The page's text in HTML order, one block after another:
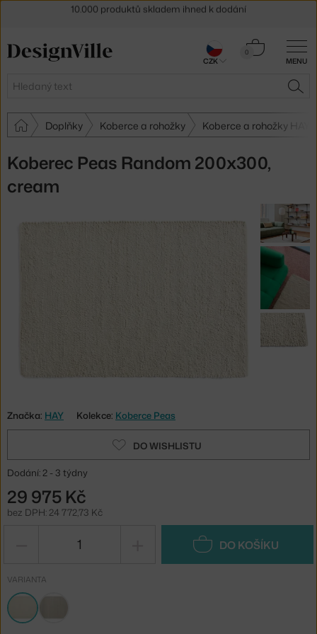
MENU
Hledat
0
Košík
Doplňky Koberce a rohožky Koberce a rohožky HAY
Koberec Peas Random 200x300,
cream
Značka: HAY Kolekce: Koberce Peas
DO WISHLISTU
Dodání: 2 - 3 týdny
29 975 Kč
bez DPH: 24 772,73 Kč
DO KOŠÍKU
VARIANTA
30 dní na vrácení zboží
CZK